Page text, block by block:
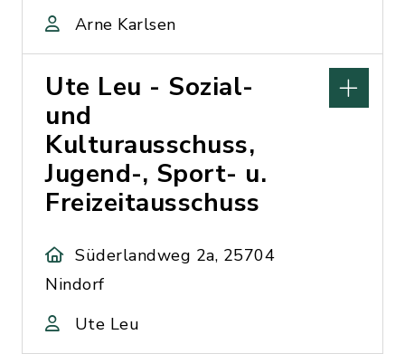
Arne Karlsen
Ute Leu - Sozial-
und
Kulturausschuss,
Jugend-, Sport- u.
Freizeitausschuss
Süderlandweg 2a, 25704
Nindorf
Ute Leu